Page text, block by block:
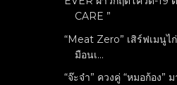
CARE ”
“Meat Zero” เสิร์ฟเมนูไ
มือนเ...
“จ๊ะจ๋า” ควงคู่ “หมอก้อง”